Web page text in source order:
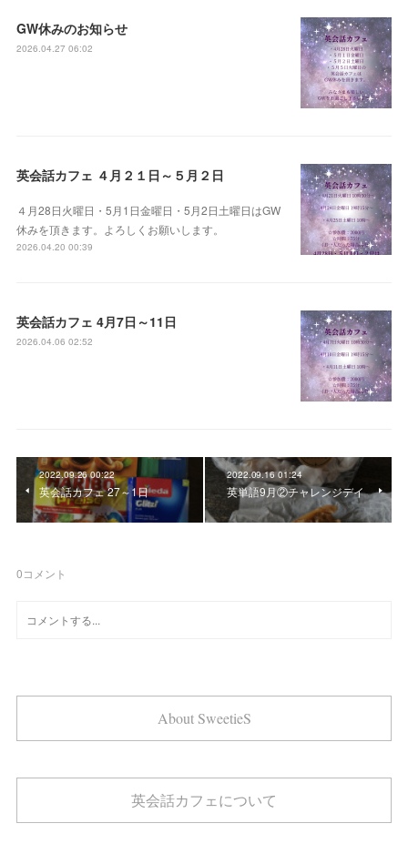
GW休みのお知らせ
2026.04.27 06:02
英会話カフェ ４月２１日～５月２日
４月28日火曜日・5月1日金曜日・5月2日土曜日はGW
休みを頂きます。よろしくお願いします。
2026.04.20 00:39
英会話カフェ 4月7日～11日
2026.04.06 02:52
2022.09.26 00:22
英会話カフェ 27～1日
2022.09.16 01:24
英単語9月②チャレンジデイ
0コメント
About SweetieS
英会話カフェについて